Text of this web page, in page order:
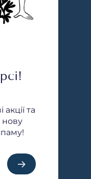
акції та
нову